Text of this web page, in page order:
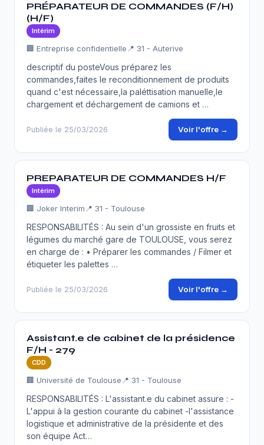
PRÉPARATEUR DE COMMANDES (F/H)
(H/F)
Intérim
🏢 Entreprise confidentielle 📍 31 - Auterive
descriptif du posteVous préparez les
commandes,faites le reconditionnement de produits
quand c'est nécessaire,la paléttisation manuelle,le
chargement et déchargement de camions et …
Publiée le 25/03/2026 Voir l'offre →
PREPARATEUR DE COMMANDES H/F
Intérim
🏢 Joker Interim 📍 31 - Toulouse
RESPONSABILITÉS : Au sein d'un grossiste en fruits et
légumes du marché gare de TOULOUSE, vous serez
en charge de : • Préparer les commandes / Filmer et
étiqueter les palettes …
Publiée le 25/03/2026 Voir l'offre →
Assistant.e de cabinet de la présidence
F/H - 279
CDD
🏢 Université de Toulouse 📍 31 - Toulouse
RESPONSABILITÉS : L'assistant.e du cabinet assure : -
L'appui à la gestion courante du cabinet -l'assistance
logistique et administrative de la présidente et des
son équipe Act…